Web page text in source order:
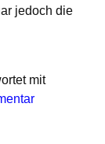
jedoch die
mit